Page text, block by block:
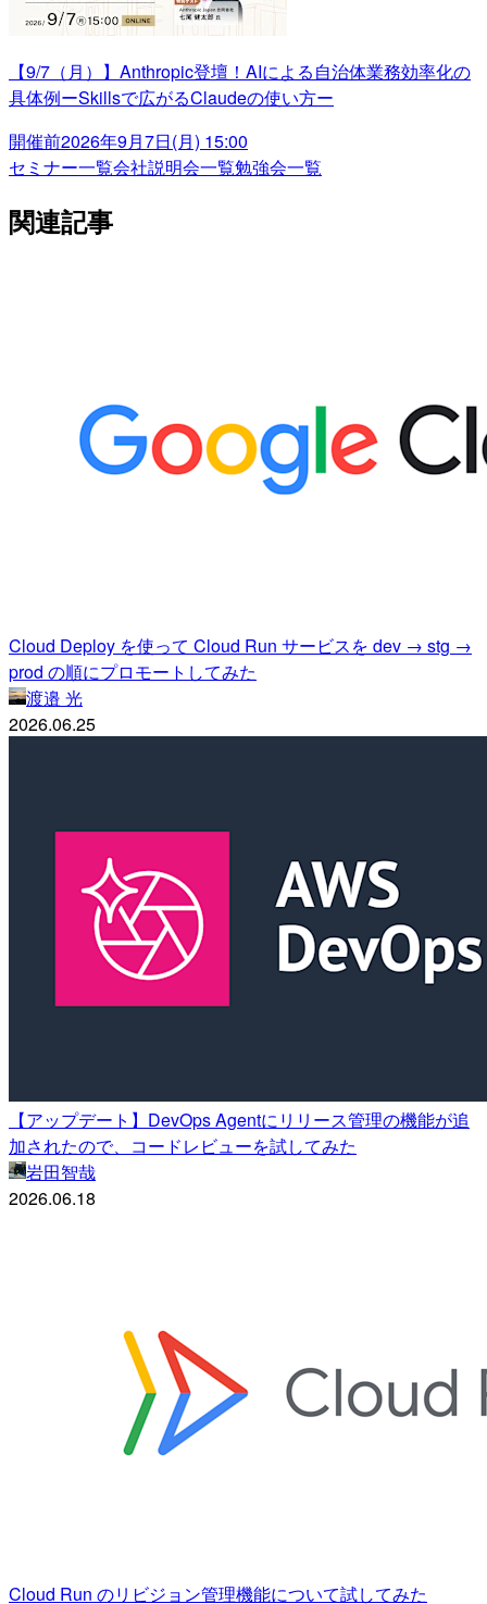
【9/7（月）】Anthropic登壇！AIによる自治体業務効率化の
具体例ーSkillsで広がるClaudeの使い方ー
開催前2026年9月7日(月) 15:00
セミナー一覧会社説明会一覧勉強会一覧
関連記事
Cloud Deploy を使って Cloud Run サービスを dev → stg →
prod の順にプロモートしてみた
渡邉 光
2026.06.25
【アップデート】DevOps Agentにリリース管理の機能が追
加されたので、コードレビューを試してみた
岩田智哉
2026.06.18
Cloud Run のリビジョン管理機能について試してみた